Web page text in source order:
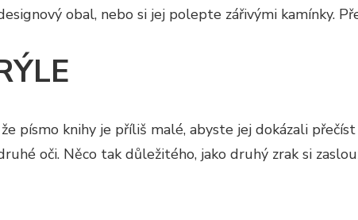
obal, nebo si jej polepte zářivými kamínky.
písmo knihy je příliš malé, abyste jej dokázali
oči. Něco tak důležitého, jako druhý zrak si